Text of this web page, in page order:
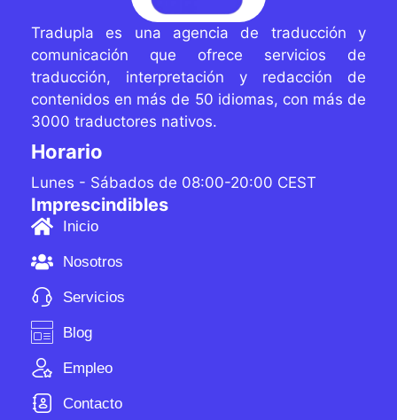
Tradupla es una agencia de traducción y
comunicación que ofrece servicios de
traducción, interpretación y redacción de
contenidos en más de 50 idiomas, con más de
3000 traductores nativos.
Horario
Lunes - Sábados de 08:00-20:00 CEST
Imprescindibles
Inicio
Nosotros
Servicios
Blog
Empleo
Contacto